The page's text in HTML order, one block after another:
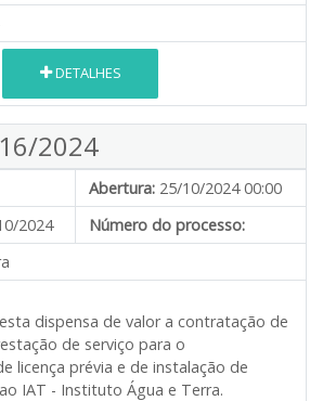
DETALHES
2024
Abertura: 25/10/2024 00:00
2024
Número do processo:
dispensa de valor a contratação de
de serviço para o
licença prévia e de instalação de
IAT - Instituto Água e Terra.